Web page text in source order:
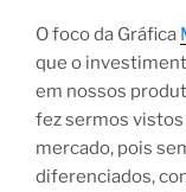
O foco da Gráfica
que o
em nossos
fez sermos
mercado, pois
diferenciados,